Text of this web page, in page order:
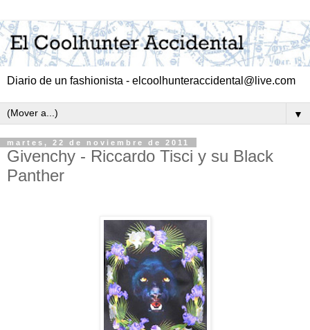
Diario de un fashionista - elcoolhunteraccidental@live.com
▼
martes, 22 de noviembre de 2011
Givenchy - Riccardo Tisci y su Black
Panther